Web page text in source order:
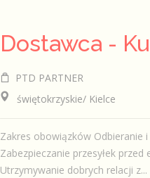
Dostawca -
PTD PARTNER
świętokrzyskie/ Kielce
Zakres obowiązków Odbieranie
Zabezpieczanie przesyłek
Utrzymywanie dobrych relacji z...